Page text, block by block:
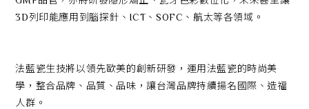
3D列印能應用到腦探針、ICT、SOFC、航太等各領域。
法藍瓷生技將以領先歐美的創新研發，運用法藍瓷的時尚美
學，整合品牌、品質、品味，讓台灣品牌持續揚名國際、造福
人群。